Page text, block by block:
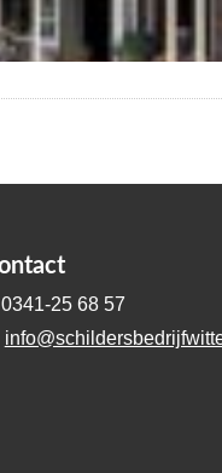
0341-25 68 57